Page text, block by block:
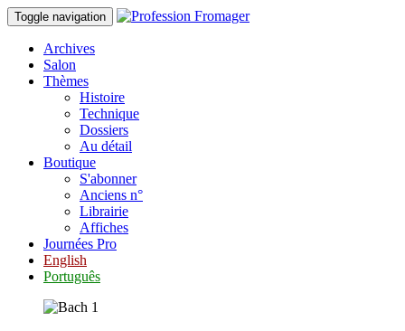
Toggle navigation
Archives
Salon
Thèmes
Histoire
Technique
Dossiers
Au détail
Boutique
S'abonner
Anciens n°
Librairie
Affiches
Journées Pro
English
Português